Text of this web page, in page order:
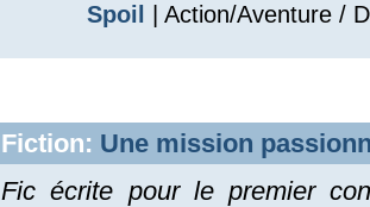
Spoil | Action/Aventure /
Fiction: Une mission
Fic écrite pour le premier